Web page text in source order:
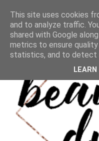
This site uses cookies
and to analyze traffic.
shared with Google
metrics to ensure
statistics, and to detect